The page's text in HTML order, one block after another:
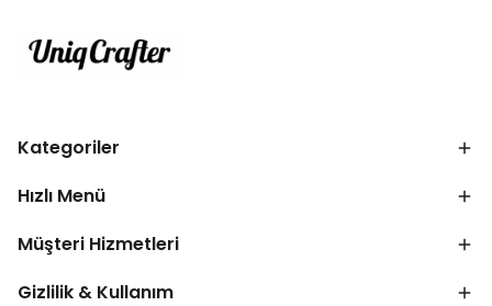
Kategoriler
Hızlı Menü
Müşteri Hizmetleri
Gizlilik & Kullanım